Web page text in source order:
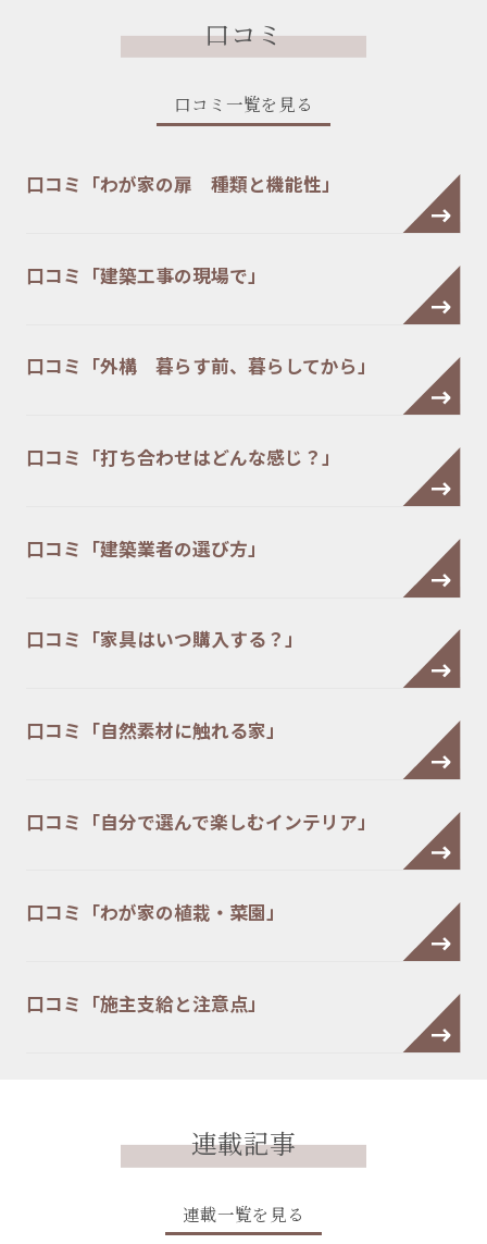
口コミ
口コミ一覧を見る
口コミ「わが家の扉 種類と機能性」
口コミ「建築工事の現場で」
口コミ「外構 暮らす前、暮らしてから」
口コミ「打ち合わせはどんな感じ？」
口コミ「建築業者の選び方」
口コミ「家具はいつ購入する？」
口コミ「自然素材に触れる家」
口コミ「自分で選んで楽しむインテリア」
口コミ「わが家の植栽・菜園」
口コミ「施主支給と注意点」
連載記事
連載一覧を見る